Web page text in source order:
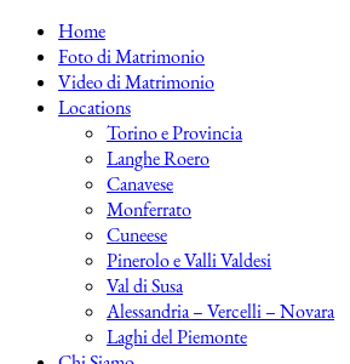
Home
Foto di Matrimonio
Video di Matrimonio
Locations
Torino e Provincia
Langhe Roero
Canavese
Monferrato
Cuneese
Pinerolo e Valli Valdesi
Val di Susa
Alessandria – Vercelli – Novara
Laghi del Piemonte